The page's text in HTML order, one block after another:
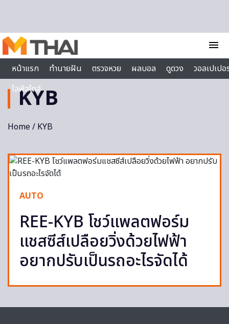
menu
หน้าแรก
ทำนายฝัน ตรวจหวย ผลบอล ดูดวง
วอลเปเป
ไลฟ์สไตล์
KYB
Home/ KYB
AUTO
REE-KYB โชว์แพลตฟอร์ม
แชสซีส์เปลือยวิ่งด้วยไฟฟ้า
อยากปรับเป็นรถอะไรจัดได้